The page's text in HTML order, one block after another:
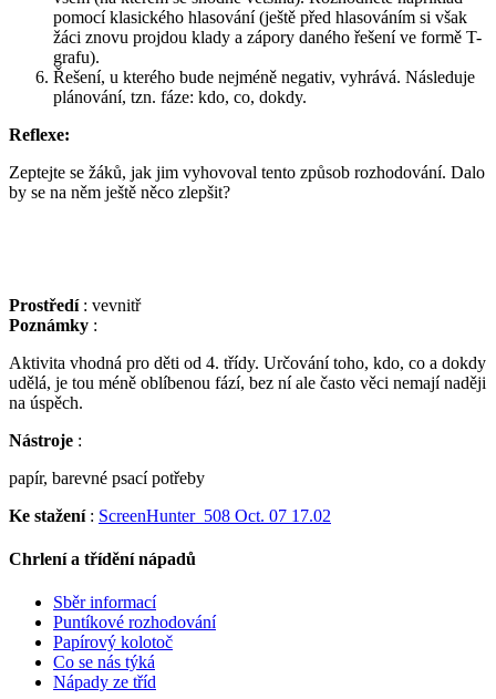
pomocí klasického hlasování (ještě před hlasováním si však
žáci znovu projdou klady a zápory daného řešení ve formě T-
grafu).
Řešení, u kterého bude nejméně negativ, vyhrává. Následuje
plánování, tzn. fáze: kdo, co, dokdy.
Reflexe:
Zeptejte se žáků, jak jim vyhovoval tento způsob rozhodování. Dalo
by se na něm ještě něco zlepšit?
Prostředí : vevnitř
Poznámky :
Aktivita vhodná pro děti od 4. třídy. Určování toho, kdo, co a dokdy
udělá, je tou méně oblíbenou fází, bez ní ale často věci nemají naději
na úspěch.
Nástroje :
papír, barevné psací potřeby
Ke stažení : ScreenHunter_508 Oct. 07 17.02
Chrlení a třídění nápadů
Sběr informací
Puntíkové rozhodování
Papírový kolotoč
Co se nás týká
Nápady ze tříd